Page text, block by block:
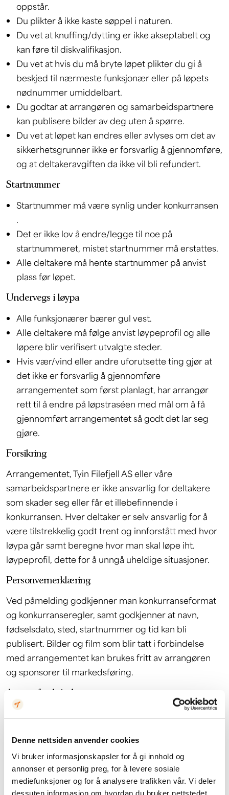
Denne nettsiden anvender cookies
Vi bruker informasjonskapsler for å gi innhold og
annonser et personlig preg, for å levere sosiale
mediefunksjoner og for å analysere trafikken vår. Vi deler
dessuten informasjon om hvordan du bruker nettstedet
oppstår.
Du plikter å ikke kaste søppel i naturen.
Du vet at knuffing/dytting er ikke akseptabelt og
kan føre til diskvalifikasjon.
Du vet at hvis du må bryte løpet plikter du gi å
beskjed til nærmeste funksjonær eller på løpets
nødnummer umiddelbart.
Du godtar at arrangøren og samarbeidspartnere
kan publisere bilder av deg uten å spørre.
Du vet at løpet kan endres eller avlyses om det av
sikkerhetsgrunner ikke er forsvarlig å gjennomføre,
og at deltakeravgiften da ikke vil bli refundert.
Startnummer
Startnummer må være synlig under konkurransen
.
Det er ikke lov å endre/legge til noe på
startnummeret, mistet startnummer må erstattes.
Alle deltakere må hente startnummer på anvist
plass før løpet.
Undervegs i løypa
Alle funksjonærer bærer gul vest.
Alle deltakere må følge anvist løypeprofil og alle
løpere blir verifisert utvalgte steder.
Hvis vær/vind eller andre uforutsette ting gjør at
det ikke er forsvarlig å gjennomføre
arrangementet som først planlagt, har arrangør
rett til å endre på løpstraséen med mål om å få
gjennomført arrangementet så godt det lar seg
gjøre.
Forsikring
Arrangementet, Tyin Filefjell AS eller våre
samarbeidspartnere er ikke ansvarlig for deltakere
som skader seg eller får et illebefinnende i
konkurransen. Hver deltaker er selv ansvarlig for å
være tilstrekkelig godt trent og innforstått med hvor
løypa går samt beregne hvor man skal løpe iht.
løypeprofil, dette for å unngå uheldige situasjoner.
Personvernerklæring
Ved påmelding godkjenner man konkurranseformat
og konkurranseregler, samt godkjenner at navn,
fødselsdato, sted, startnummer og tid kan bli
publisert. Bilder og film som blir tatt i forbindelse
med arrangementet kan brukes fritt av arrangøren
og sponsorer til markedsføring.
Ansvarsfraskrivelse
Alle som melder seg på arrangementet
år må ha signert erklæring fra foreldre ved henting
av startnummer). Reglementsbrudd vil føre til
diskvalifikasjon. Eventuelle spørsmål rettes til
line@tyin.no